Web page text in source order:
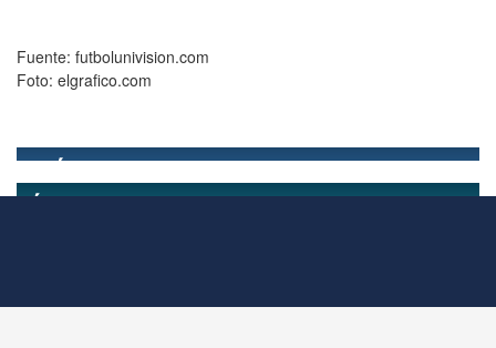
Fuente: futbolunivision.com
Foto: elgrafico.com